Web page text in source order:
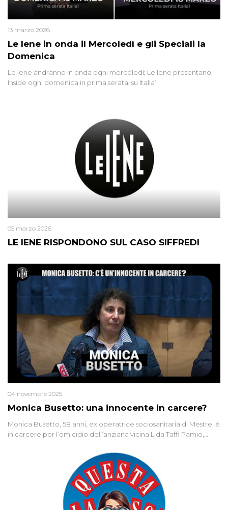
Le Iene in onda il Mercoledì e gli Speciali la
Domenica
13 marzo 2026
Le Iene andranno in onda ogni mercoledì; Le Iene presentano:
Inside ogni domenica in prima serata, su Italia1
LE IENE RISPONDONO SUL CASO SIFFREDI
05 marzo 2026
Monica Busetto: una innocente in carcere?
04 novembre 2025
Monica Busetto, 58 anni, ex operatrice sociosanitaria di Mestre, è
in carcere per l’omicidio dell’anziana vicina Lida Taffi Pamio,
minuscola su una collanina, Monica si proclama innocente. Nel
2015 un’altra donna confessa lo stesso delitto, poi ritratta. Due
colpevoli per un solo omicidio: errore giudiziario o giustizia